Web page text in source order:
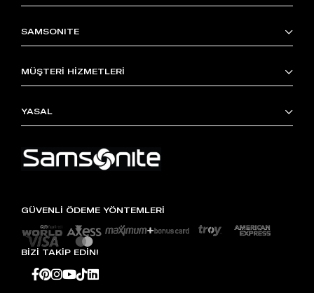
SAMSONITE
MÜŞTERİ HİZMETLERİ
YASAL
GÜVENLİ ÖDEME YÖNTEMLERİ
BİZİ TAKİP EDİN!